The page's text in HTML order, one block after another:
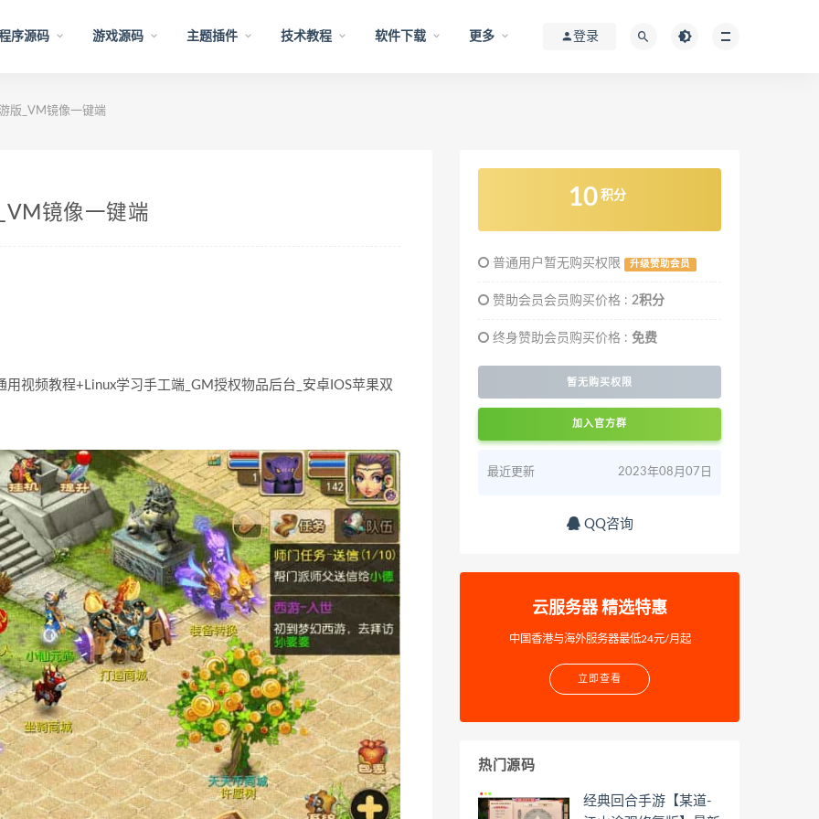
序源码 游戏源码 主题插件 技术教程 软件下载 更多 登录
版_VM镜像一键端
镜像一键端
视频教程+Linux学习手工端_GM授权物品后台_安卓IOS苹果双
10 积分
普通用户暂无购买权限 升级赞助会员
赞助会员会员购买价格 : 2积分
终身赞助会员购买价格 : 免费
暂无购买权限
加入官方群
最近更新 2023年08月07日
QQ咨询
云服务器 精选特惠
中国香港与海外服务器最低24元/月起
立即查看
热门源码
经典回合手游【某道-